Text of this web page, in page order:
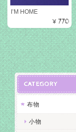
I’M HOME
¥770
CATEGORY
布物
小物